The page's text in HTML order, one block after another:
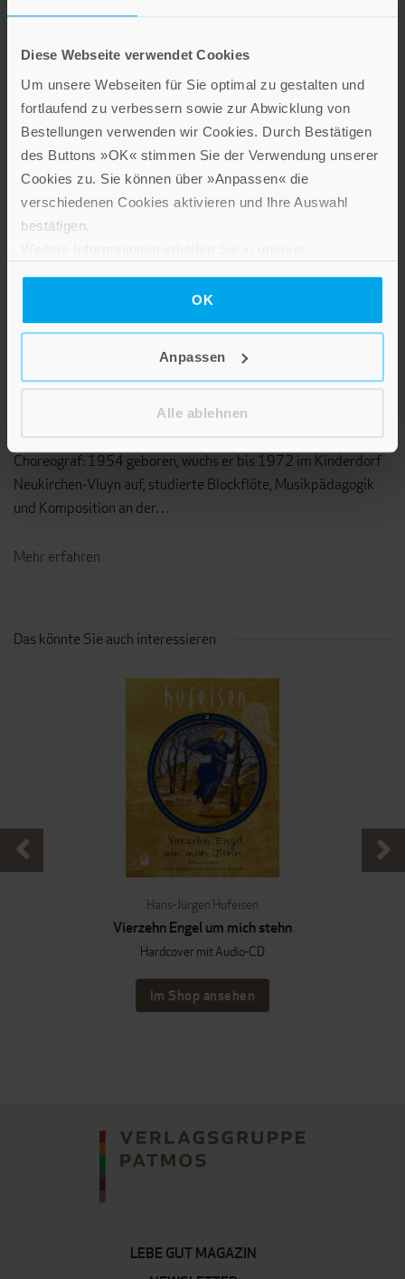
Diese Webseite verwendet Cookies
Um unsere Webseiten für Sie optimal zu gestalten und
fortlaufend zu verbessern sowie zur Abwicklung von
Bestellungen verwenden wir Cookies. Durch Bestätigen
des Buttons »OK« stimmen Sie der Verwendung unserer
Cookies zu. Sie können über »Anpassen« die
verschiedenen Cookies aktivieren und Ihre Auswahl
bestätigen.
OK
Anpassen
Alle ablehnen
damit Neues entsteht. Das ist für mich tröstlich: Aus der Ruhe
Choreograf: 1954 geboren, wuchs er bis 1972 im Kinderdorf
Neukirchen-Vluyn auf, studierte Blockflöte, Musikpädagogik
und Komposition an der…
Mehr erfahren
Das könnte Sie auch interessieren
Hans-Jürgen Hufeisen
Vierzehn Engel um mich stehn
Hardcover mit Audio-CD
Im Shop ansehen
LEBE GUT MAGAZIN